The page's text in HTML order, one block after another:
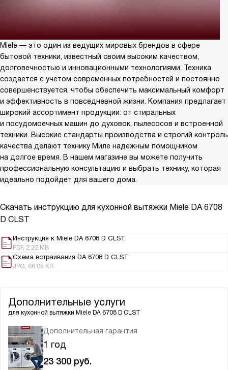
Miele — это один из ведущих мировых брендов в сфере
бытовой техники, известный своим высоким качеством,
долговечностью и инновационными технологиями. Техника
создается с учетом современных потребностей и постоянно
совершенствуется, чтобы обеспечить максимальный комфорт
и эффективность в повседневной жизни. Компания предлагает
широкий ассортимент продукции: от стиральных
и посудомоечных машин до духовок, пылесосов и встроенной
техники. Высокие стандарты производства и строгий контроль
качества делают технику Миле надежным помощником
на долгое время. В нашем магазине вы можете получить
профессиональную консультацию и выбрать технику, которая
идеально подойдет для вашего дома.
Скачать инструкцию для кухонной вытяжки Miele DA 6708
D CLST
Инструкция к Miele DA 6708 D CLST
PDF, 2.22 MB
Схема встраивания DA 6708 D CLST
JPG, 66.05 KB
Дополнительные услуги
для кухонной вытяжки Miele DA 6708 D CLST
Дополнительная гарантия
1 год
23 300 руб.